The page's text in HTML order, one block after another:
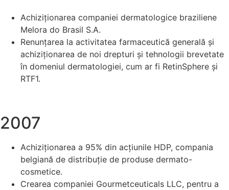
Achiziționarea companiei dermatologice braziliene
Melora do Brasil S.A.
Renunțarea la activitatea farmaceutică generală și
achiziționarea de noi drepturi și tehnologii brevetate
în domeniul dermatologiei, cum ar fi RetinSphere și
RTF1.
2007
Achiziționarea a 95% din acțiunile HDP, compania
belgiană de distribuție de produse dermato-
cosmetice.
Crearea companiei Gourmetceuticals LLC, pentru a